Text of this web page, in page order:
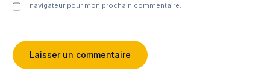
navigateur pour mon prochain commentaire.